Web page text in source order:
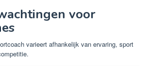
voor
varieert afhankelijk van ervaring, sport